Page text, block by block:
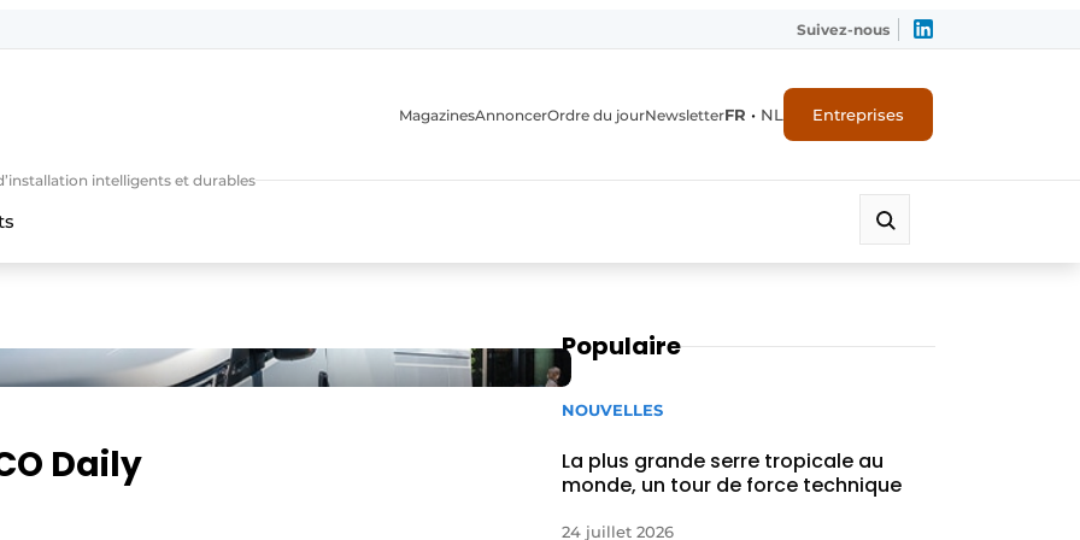
Suivez-nous
intelligents et durables
MagazinesAnnoncerOrdre du jourNewsletterFR • NL Entreprises
Daily
Populaire
NOUVELLES
La plus grande serre tropicale au
monde, un tour de force technique
24 juillet 2026